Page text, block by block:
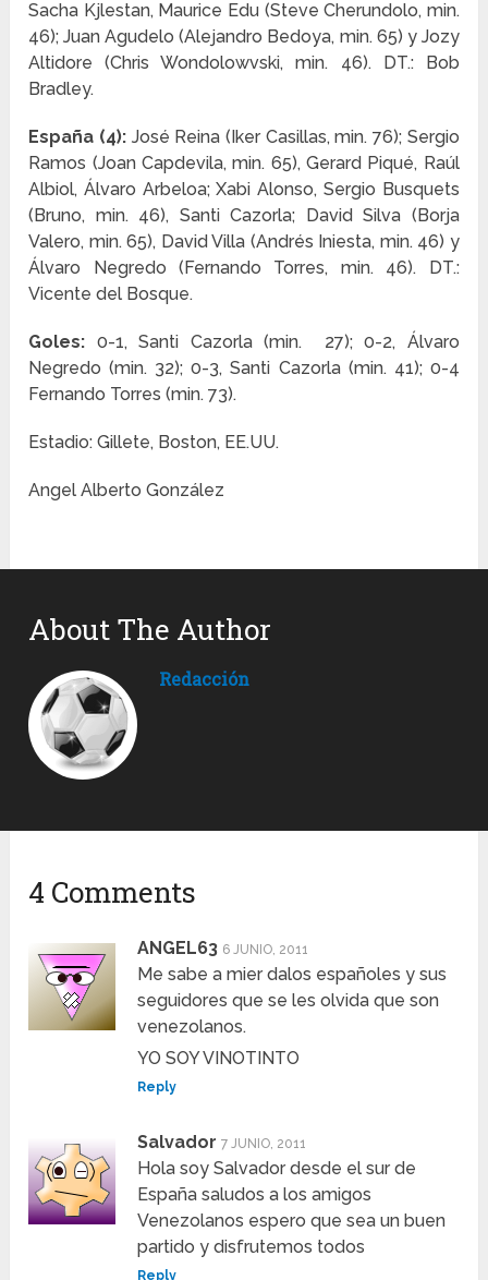
Sacha Kjlestan, Maurice Edu (Steve Cherundolo, min.
46); Juan Agudelo (Alejandro Bedoya, min. 65) y Jozy
Altidore (Chris Wondolowvski, min. 46). DT.: Bob
Bradley.
España (4):José Reina (Iker Casillas, min. 76); Sergio
Ramos (Joan Capdevila, min. 65), Gerard Piqué, Raúl
Albiol, Álvaro Arbeloa; Xabi Alonso, Sergio Busquets
(Bruno, min. 46), Santi Cazorla; David Silva (Borja
Valero, min. 65), David Villa (Andrés Iniesta, min. 46) y
Álvaro Negredo (Fernando Torres, min. 46). DT.:
Vicente del Bosque.
Goles: 0-1, Santi Cazorla (min. 27); 0-2, Álvaro
Negredo (min. 32); 0-3, Santi Cazorla (min. 41); 0-4
Fernando Torres (min. 73).
Estadio: Gillete, Boston, EE.UU.
Angel Alberto González
About The Author
Redacción
4 Comments
ANGEL63 6 JUNIO, 2011
Me sabe a mier dalos españoles y sus
seguidores que se les olvida que son
venezolanos.
YO SOY VINOTINTO
Reply
Salvador 7 JUNIO, 2011
Hola soy Salvador desde el sur de
España saludos a los amigos
Venezolanos espero que sea un buen
partido y disfrutemos todos
Reply